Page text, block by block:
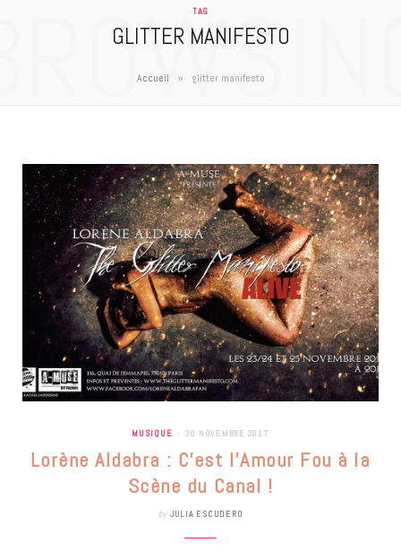
TAG
GLITTER MANIFESTO
Accueil » glitter manifesto
MUSIQUE 30 NOVEMBRE 2017
Lorène Aldabra : C’est l’Amour Fou à la
Scène du Canal !
by JULIA ESCUDERO